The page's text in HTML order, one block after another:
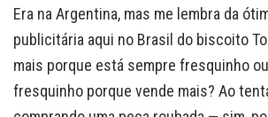
Era na Argentina, mas me lembra da
publicitária aqui no Brasil do biscoito
mais porque está sempre fresquinho
fresquinho porque vende mais? Ao